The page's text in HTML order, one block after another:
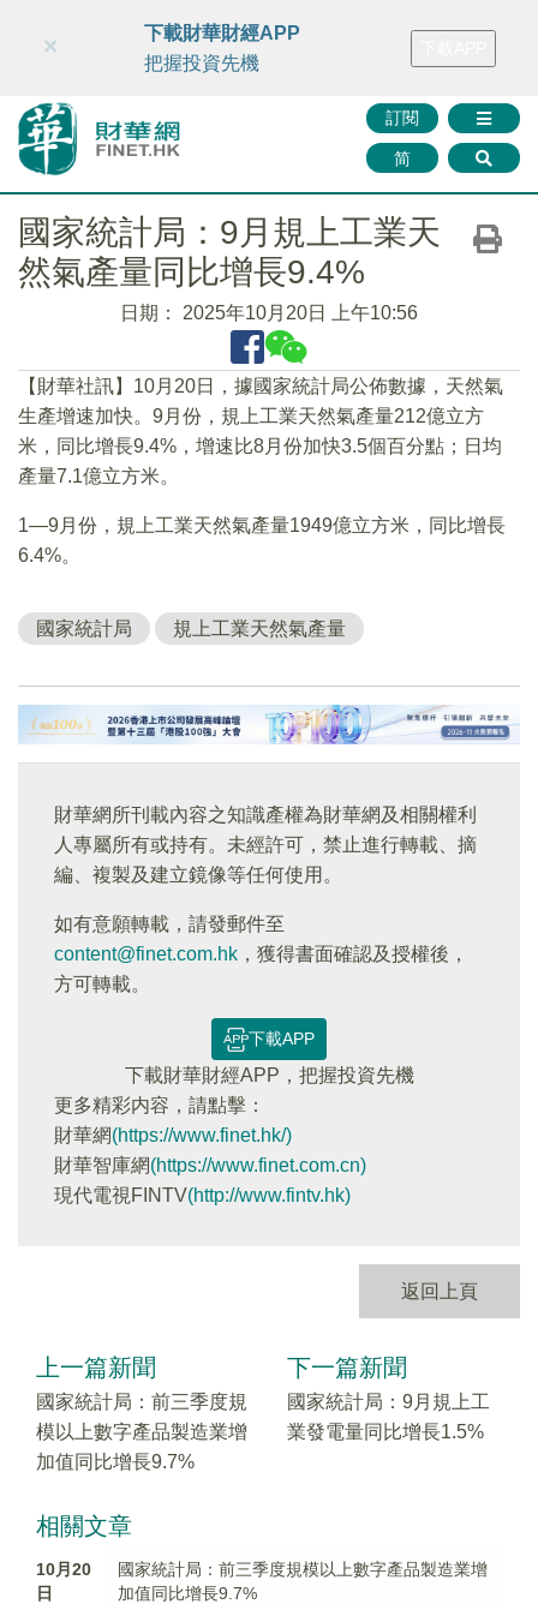
財華智庫網 FINTV FINMETA 財華證券 媒體矩陣
訂閱
简
×
下載財華財經APP
把握投資先機
國家統計局：9月規上工業天
然氣產量同比增長9.4%
日期： 2025年10月20日 上午10:56
【財華社訊】10月20日，據國家統計局公佈數據，天然氣
生產增速加快。9月份，規上工業天然氣產量212億立方
米，同比增長9.4%，增速比8月份加快3.5個百分點；日均
產量7.1億立方米。
1—9月份，規上工業天然氣產量1949億立方米，同比增長
6.4%。
國家統計局 規上工業天然氣產量
財華網所刊載內容之知識產權為財華網及相關權利
人專屬所有或持有。未經許可，禁止進行轉載、摘
編、複製及建立鏡像等任何使用。
如有意願轉載，請發郵件至
content@finet.com.hk ，獲得書面確認及授權後，
方可轉載。
下載APP
下載財華財經APP，把握投資先機
更多精彩内容，請點擊：
財華網(https://www.finet.hk/)
財華智庫網(https://www.finet.com.cn)
現代電視FINTV(http://www.fintv.hk)
返回上頁
上一篇新聞
國家統計局：前三季度規
模以上數字產品製造業增
加值同比增長9.7%
下一篇新聞
國家統計局：9月規上工
業發電量同比增長1.5%
相關文章
10月20
日
國家統計局：前三季度規模以上數字產品製造業增
加值同比增長9.7%